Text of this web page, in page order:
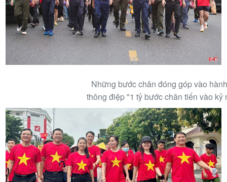
Những bước chân đóng góp vào
thông điệp "1 tỷ bước chân tiến vào kỷ